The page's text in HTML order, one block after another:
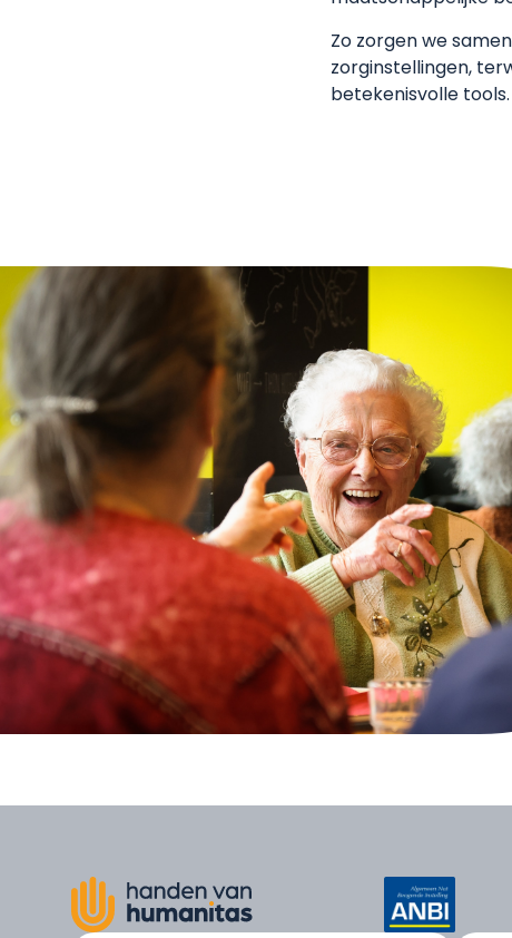
Zo zorgen we
zorginstellingen,
betekenisvolle tools.